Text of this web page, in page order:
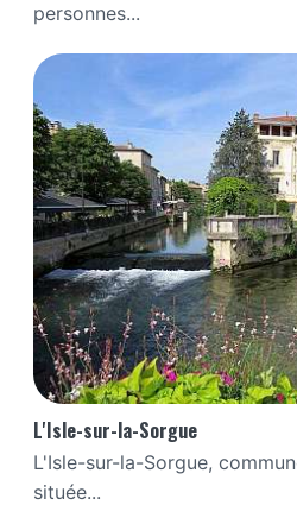
personnes...
L'Isle-sur-la-Sorgue
L'Isle-sur-la-Sorgue,
située...